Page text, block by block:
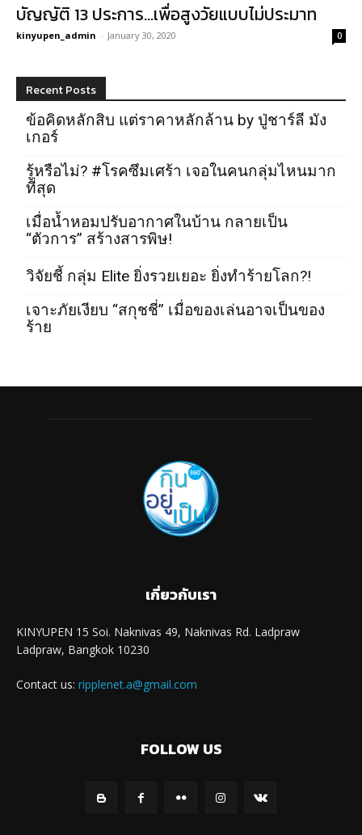
บัญญัติ 13 ประการ…เพื่อสูงวัยแบบไม่ประมาท
kinyupen_admin - January 30, 2020 0
Recent Posts
ข้อคิดหลักสิบ แต่ราคาหลักล้าน by ปู่ชาร์ลี มัง
เกอร์
รู้หรือไม่? #โรคซึมเศร้า เจอในคนกลุ่มไหนมาก
ที่สุด
เมื่อน้ำหอมปรับอากาศในบ้าน กลายเป็น
“ตัวการ” สร้างสารพิษ!
วิจัยชี้ กลุ่ม Elite ยิ่งรวยเยอะ ยิ่งทำร้ายโลก?!
เจาะภัยเงียบ “สกุชชี่” เมื่อของเล่นอาจเป็นของ
ร้าย
เกี่ยวกับเรา
KINYUPEN 15 Soi. Naknivas 49, Naknivas Rd. Ladpraw
Ladpraw, Bangkok 10230
Contact us: ripplenet.a@gmail.com
FOLLOW US